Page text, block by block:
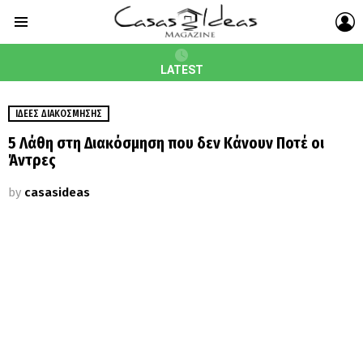
LATEST
ΙΔΈΕΣ ΔΙΑΚΌΣΜΗΣΗΣ
5 Λάθη στη Διακόσμηση που δεν Κάνουν Ποτέ οι
Άντρες
by casasideas